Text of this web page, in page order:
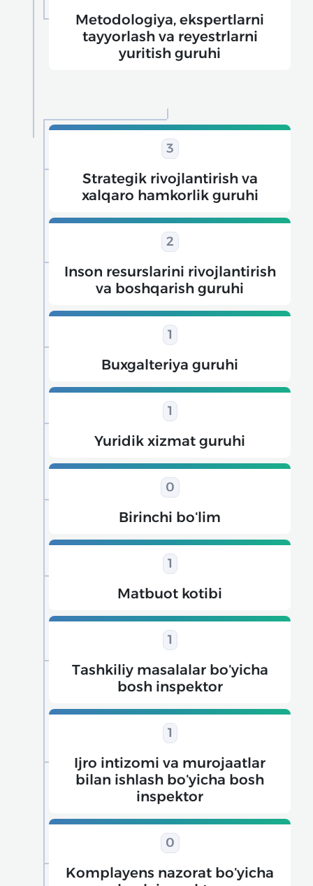
Metodologiya, ekspertlarni
tayyorlash va reyestrlarni
yuritish guruhi
3
Strategik rivojlantirish va
xalqaro hamkorlik guruhi
2
Inson resurslarini rivojlantirish
va boshqarish guruhi
1
Buxgalteriya guruhi
1
Yuridik xizmat guruhi
0
Birinchi boʻlim
1
Matbuot kotibi
1
Tashkiliy masalalar boʻyicha
bosh inspektor
1
Ijro intizomi va murojaatlar
bilan ishlash boʻyicha bosh
inspektor
0
Komplayens nazorat boʻyicha